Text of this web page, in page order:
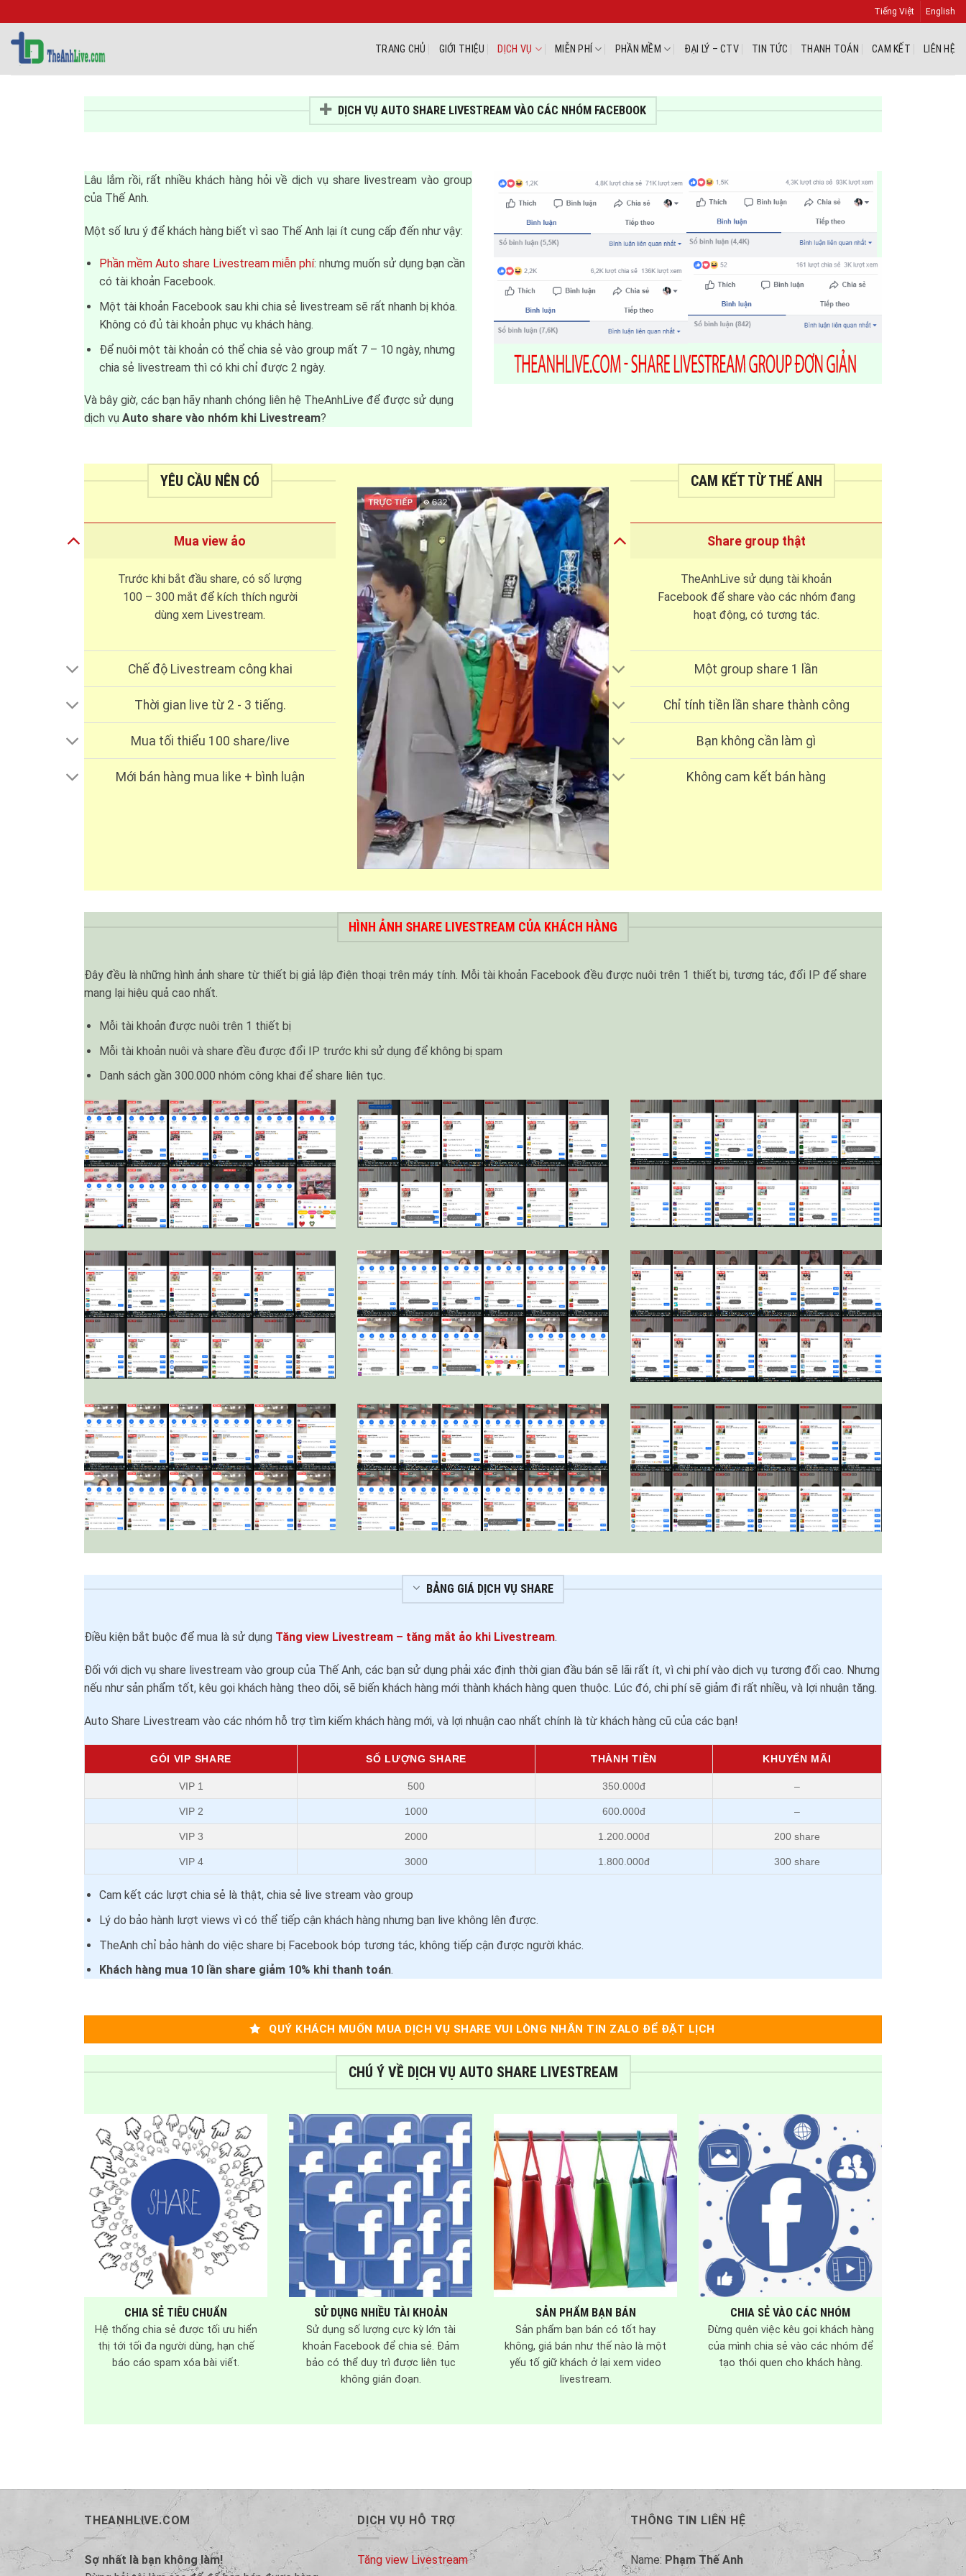
qua
nội
dung
Tiếng Việt English
TRANG CHỦ GIỚI THIỆU DỊCH VỤ MIỄN PHÍ PHẦN MỀM ĐẠI LÝ – CTV TIN TỨC THANH TOÁN CAM KẾT LIÊN HỆ
DỊCH VỤ AUTO SHARE LIVESTREAM VÀO CÁC NHÓM FACEBOOK
Lâu lắm rồi, rất nhiều khách hàng hỏi về dịch vụ share livestream vào group
của Thế Anh.
Một số lưu ý để khách hàng biết vì sao Thế Anh lại ít cung cấp đến như vậy:
Phần mềm Auto share Livestream miễn phí: nhưng muốn sử dụng bạn cần
có tài khoản Facebook.
Một tài khoản Facebook sau khi chia sẻ livestream sẽ rất nhanh bị khóa.
Không có đủ tài khoản phục vụ khách hàng.
Để nuôi một tài khoản có thể chia sẻ vào group mất 7 – 10 ngày, nhưng
chia sẻ livestream thì có khi chỉ được 2 ngày.
Và bây giờ, các bạn hãy nhanh chóng liên hệ TheAnhLive để được sử dụng
dịch vụ Auto share vào nhóm khi Livestream?
YÊU CẦU NÊN CÓ
Mua view ảo
Trước khi bắt đầu share, có số lượng
100 – 300 mắt để kích thích người
dùng xem Livestream.
Chế độ Livestream công khai
Thời gian live từ 2 - 3 tiếng.
Mua tối thiểu 100 share/live
Mới bán hàng mua like + bình luận
CAM KẾT TỪ THẾ ANH
Share group thật
TheAnhLive sử dụng tài khoản
Facebook để share vào các nhóm đang
hoạt động, có tương tác.
Một group share 1 lần
Chỉ tính tiền lần share thành công
Bạn không cần làm gì
Không cam kết bán hàng
HÌNH ẢNH SHARE LIVESTREAM CỦA KHÁCH HÀNG
Đây đều là những hình ảnh share từ thiết bị giả lập điện thoại trên máy tính. Mỗi tài khoản Facebook đều được nuôi trên 1 thiết bị, tương tác, đổi IP để share
mang lại hiệu quả cao nhất.
Mỗi tài khoản được nuôi trên 1 thiết bị
Mỗi tài khoản nuôi và share đều được đổi IP trước khi sử dụng để không bị spam
Danh sách gần 300.000 nhóm công khai để share liên tục.
BẢNG GIÁ DỊCH VỤ SHARE
Điều kiện bắt buộc để mua là sử dụng Tăng view Livestream – tăng mắt ảo khi Livestream.
Đối với dịch vụ share livestream vào group của Thế Anh, các bạn sử dụng phải xác định thời gian đầu bán sẽ lãi rất ít, vì chi phí vào dịch vụ tương đối cao. Nhưng
nếu như sản phẩm tốt, kêu gọi khách hàng theo dõi, sẽ biến khách hàng mới thành khách hàng quen thuộc. Lúc đó, chi phí sẽ giảm đi rất nhiều, và lợi nhuận tăng.
Auto Share Livestream vào các nhóm hỗ trợ tìm kiếm khách hàng mới, và lợi nhuận cao nhất chính là từ khách hàng cũ của các bạn!
GÓI VIP SHARE SỐ LƯỢNG SHARE THÀNH TIỀN KHUYẾN MÃI
VIP 1 500 350.000đ –
VIP 2 1000 600.000đ –
VIP 3 2000 1.200.000đ 200 share
VIP 4 3000 1.800.000đ 300 share
Cam kết các lượt chia sẻ là thật, chia sẻ live stream vào group
Lý do bảo hành lượt views vì có thể tiếp cận khách hàng nhưng bạn live không lên được.
TheAnh chỉ bảo hành do việc share bị Facebook bóp tương tác, không tiếp cận được người khác.
Khách hàng mua 10 lần share giảm 10% khi thanh toán.
QUÝ KHÁCH MUỐN MUA DỊCH VỤ SHARE VUI LÒNG NHẮN TIN ZALO ĐỂ ĐẶT LỊCH
CHÚ Ý VỀ DỊCH VỤ AUTO SHARE LIVESTREAM
CHIA SẺ TIÊU CHUẨN
Hệ thống chia sẻ được tối ưu hiển
thị tới tối đa người dùng, hạn chế
báo cáo spam xóa bài viết.
SỬ DỤNG NHIỀU TÀI KHOẢN
Sử dụng số lượng cực kỳ lớn tài
khoản Facebook để chia sẻ. Đảm
bảo có thể duy trì được liên tục
không gián đoạn.
SẢN PHẨM BẠN BÁN
Sản phẩm bạn bán có tốt hay
không, giá bán như thế nào là một
yếu tố giữ khách ở lại xem video
livestream.
CHIA SẺ VÀO CÁC NHÓM
Đừng quên việc kêu gọi khách hàng
của mình chia sẻ vào các nhóm để
tạo thói quen cho khách hàng.
THEANHLIVE.COM
Sợ nhất là bạn không làm!
DỊCH VỤ HỖ TRỢ
Tăng view Livestream
THÔNG TIN LIÊN HỆ
Name: Phạm Thế Anh